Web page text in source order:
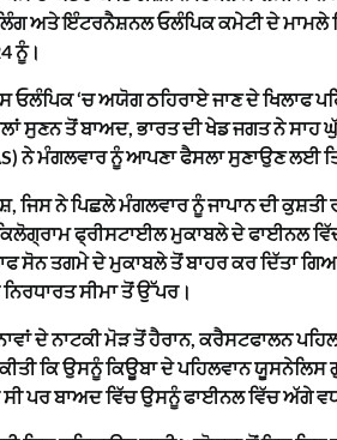
ਅਤੇ ਇੰਟਰਨੈਸ਼ਨਲ ਓਲੰਪਿਕ ਕਮੇਟੀ ਦੇ ਮਾਮਲੇ
ਨੂੰ।
ਓਲੰਪਿਕ ‘ਚ ਅਯੋਗ ਠਹਿਰਾਏ ਜਾਣ ਦੇ ਖਿਲਾਫ
ਸੁਣਨ ਤੋਂ ਬਾਅਦ, ਭਾਰਤ ਦੀ ਖੇਡ ਜਗਤ ਨੇ
ਨੇ ਮੰਗਲਵਾਰ ਨੂੰ ਆਪਣਾ ਫੈਸਲਾ ਸੁਣਾਉਣ ਲਈ
ਜਿਸ ਨੇ ਪਿਛਲੇ ਮੰਗਲਵਾਰ ਨੂੰ ਜਾਪਾਨ ਦੀ
ਫ੍ਰੀਸਟਾਈਲ ਮੁਕਾਬਲੇ ਦੇ ਫਾਈਨਲ
ਸੋਨ ਤਗਮੇ ਦੇ ਮੁਕਾਬਲੇ ਤੋਂ ਬਾਹਰ ਕਰ ਦਿੱਤਾ
ਨਿਰਧਾਰਤ ਸੀਮਾ ਤੋਂ ਉੱਪਰ।
ਦੇ ਨਾਟਕੀ ਮੋੜ ਤੋਂ ਹੈਰਾਨ, ਕਰੈਸਟਫਾਲਨ
ਕਿ ਉਸਨੂੰ ਕਿਊਬਾ ਦੇ ਪਹਿਲਵਾਨ ਯੂਸਨੇਲਿਸ
ਪਰ ਬਾਅਦ ਵਿੱਚ ਉਸਨੂੰ ਫਾਈਨਲ ਵਿੱਚ ਅੱਗੇ